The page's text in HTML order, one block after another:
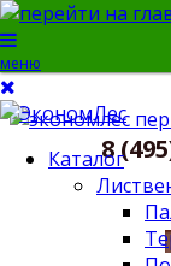
8
меню
Каталог